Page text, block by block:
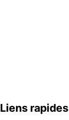
Liens rapides